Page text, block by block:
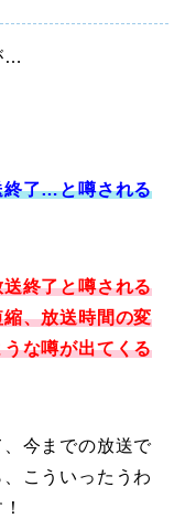
…
終了…と噂される
終了と噂される
、放送時間の変
な噂が出てくる
今までの放送で
こういったうわ